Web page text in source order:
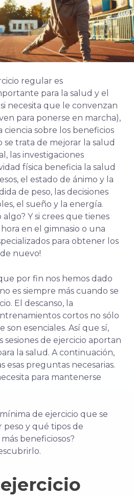
regular es
para la salud y el
necesita que le convenzan
para ponerse en marcha),
ciencia sobre los beneficios
se trata de mejorar la salud
las investigaciones
física beneficia la salud
el estado de ánimo y la
de peso, las decisiones
el sueño y la energía.
Y si crees que tienes
en el gimnasio o una
para obtener los
nuevo!
por fin nos hemos dado
es siempre más cuando se
El descanso, la
cortos no sólo
son esenciales. Así que sí,
sesiones de ejercicio aportan
la salud. A continuación,
esas preguntas necesarias.
para mantenerse
de ejercicio que se
peso y qué tipos de
beneficiosos?